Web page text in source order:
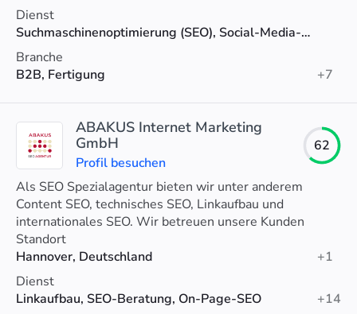
Dienst
Suchmaschinenoptimierung (SEO), Social-Media-Marketing, PPC
Branche
B2B, Fertigung
+7
ABAKUS Internet Marketing
GmbH
Profil besuchen
62
Als SEO Spezialagentur bieten wir unter anderem
Content SEO, technisches SEO, Linkaufbau und
internationales SEO. Wir betreuen unsere Kunden
persönlich und entwickeln eine individuelle SEO
Strategie.
Standort
Hannover, Deutschland
+1
Dienst
Linkaufbau, SEO-Beratung, On-Page-SEO
+14